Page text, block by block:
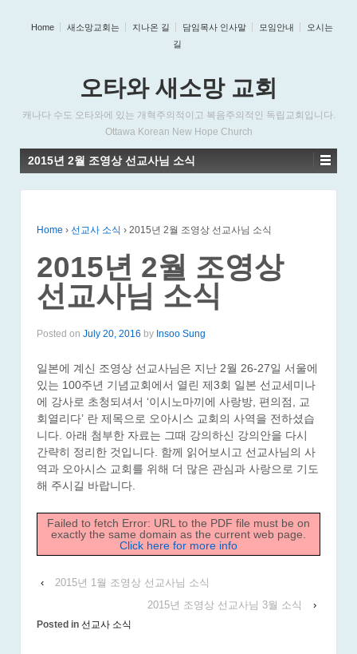
Home 새소망교회는 지나온 길 담임목사 인사말 모임안내
오시는
길
오타와 새소망 교회
캐나다 수도 오타와에 있는 개혁주의적이고 복음주의적인 독립교회입니다.
Ottawa Korean New Hope Church
2015년 2월 조영상 선교사님 소식
Home › 선교사 소식 › 2015년 2월 조영상 선교사님 소식
2015년 2월 조영상
선교사님 소식
Posted on July 20, 2016 by Insoo Sung
일본에 계신 조영상 선교사님은 지난 2월 26-27일 서울에
있는 100주년 기념교회에서 열린 제3회 일본 선교세미나
에 강사로 초청되셔서 ‘이시노마끼에 사랑방, 편의점, 교
회열리다’ 란 제목으로 오아시스 교회의 사역을 전하셨습
니다. 아래 첨부한 자료는 그때 강의하신 강의안을 다시
간략히 정리한 것입니다. 함께 읽어보시고 선교사님의 사
역과 오아시스 교회를 위해 더 많은 관심과 사랑으로 기도
해 주시길 바랍니다.
Failed to fetch Error: URL to the PDF file must be on
exactly the same domain as the current web page.
Click here for more info
‹
2015년 1월 조영상 선교사님 소식
2015년 조영상 선교사님 3월 소식
›
Posted in 선교사 소식